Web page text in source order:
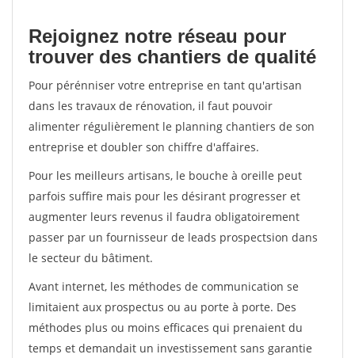
Rejoignez notre réseau pour
trouver des chantiers de qualité
Pour pérénniser votre entreprise en tant qu'artisan
dans les travaux de rénovation, il faut pouvoir
alimenter régulièrement le planning chantiers de son
entreprise et doubler son chiffre d'affaires.
Pour les meilleurs artisans, le bouche à oreille peut
parfois suffire mais pour les désirant progresser et
augmenter leurs revenus il faudra obligatoirement
passer par un fournisseur de leads prospectsion dans
le secteur du bâtiment.
Avant internet, les méthodes de communication se
limitaient aux prospectus ou au porte à porte. Des
méthodes plus ou moins efficaces qui prenaient du
temps et demandait un investissement sans garantie